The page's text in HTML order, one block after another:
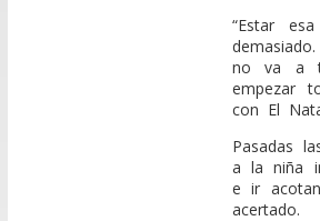
“Estar
no va a
empezar
con El
Pasadas
a la niña
e ir
acertado.